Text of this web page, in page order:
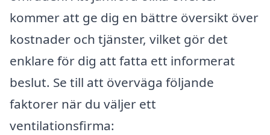
kommer att ge dig en bättre översikt över
kostnader och tjänster, vilket gör det
enklare för dig att fatta ett informerat
beslut. Se till att överväga följande
faktorer när du väljer ett
ventilationsfirma: